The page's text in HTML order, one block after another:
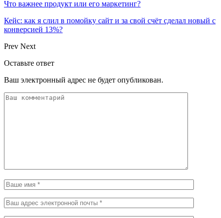
Что важнее продукт или его маркетинг?
Кейс: как я слил в помойку сайт и за свой счёт сделал новый с
конверсией 13%?
Prev Next
Оставьте ответ
Ваш электронный адрес не будет опубликован.